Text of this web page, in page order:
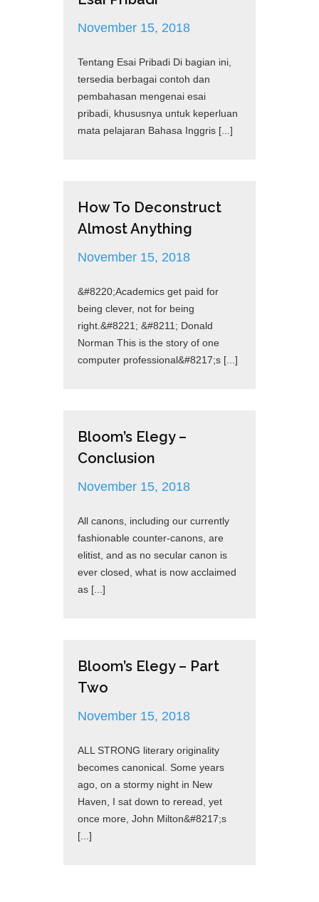
November 15, 2018
Tentang Esai Pribadi Di bagian ini,
tersedia berbagai contoh dan
pembahasan mengenai esai
pribadi, khususnya untuk keperluan
mata pelajaran Bahasa Inggris [...]
How To Deconstruct
Almost Anything
November 15, 2018
&#8220;Academics get paid for
being clever, not for being
right.&#8221; &#8211; Donald
Norman This is the story of one
computer professional&#8217;s [...]
Bloom’s Elegy –
Conclusion
November 15, 2018
All canons, including our currently
fashionable counter-canons, are
elitist, and as no secular canon is
ever closed, what is now acclaimed
as [...]
Bloom’s Elegy – Part
Two
November 15, 2018
ALL STRONG literary originality
becomes canonical. Some years
ago, on a stormy night in New
Haven, I sat down to reread, yet
once more, John Milton&#8217;s
[...]